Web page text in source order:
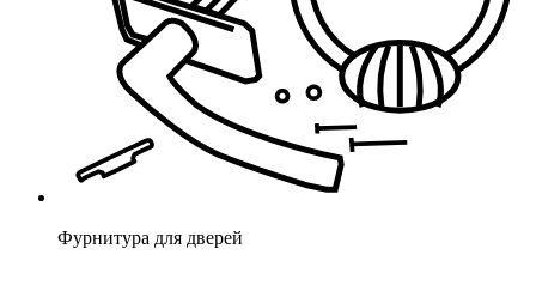
Фурнитура для дверей